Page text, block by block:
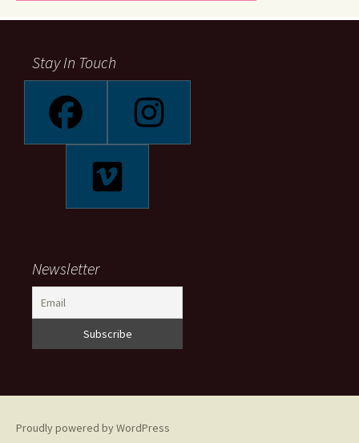
Stay In Touch
Newsletter
Proudly powered by WordPress